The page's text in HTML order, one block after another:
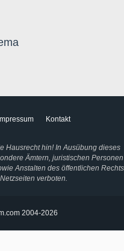
Impressum Kontakt
Hausrecht hin! In Ausübung dieses
Ämtern, juristischen Personen
Anstalten des öffentlichen Rechts
verboten.
2004-2026